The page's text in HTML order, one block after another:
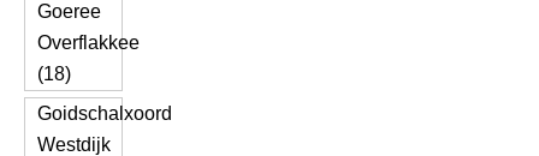
Goeree
Overflakkee
(18)
Goidschalxoord
Westdijk